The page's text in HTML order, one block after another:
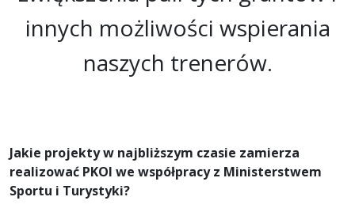
innych możliwości wspierania
naszych trenerów.
Jakie projekty w najbliższym czasie zamierza
realizować PKOl we współpracy z Ministerstwem
Sportu i Turystyki?